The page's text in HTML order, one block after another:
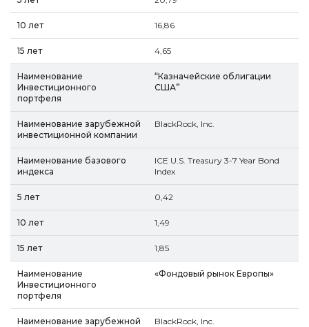
16,86
4,65
“Казначейские облигации
США”
BlackRock, Inc.
ICE U.S. Treasury 3-7 Year Bond
Index
0,42
1,49
1,85
«Фондовый рынок Европы»
BlackRock, Inc.